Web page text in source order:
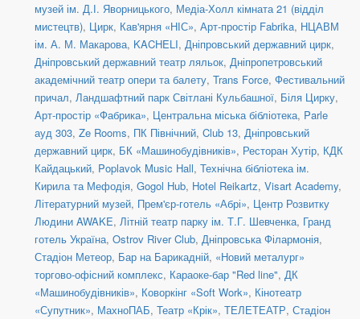
музей ім. Д.І. Яворницького, Медіа-Холл кімната 21 (відділ
мистецтв), Цирк, Кав'ярня «НІС», Арт-простір Fabrika, НЦАВМ
ім. А. М. Макарова, KACHELI, Дніпровський державний цирк,
Дніпровський державний театр ляльок, Дніпропетровський
академічний театр опери та балету, Trans Force, Фестивальний
причал, Ландшафтний парк Світлані Кульбашної, Біля Цирку,
Арт-простір «Фабрика», Центральна міська бібліотека, Parle
ауд 303, Ze Rooms, ПК Північний, Club 13, Дніпровський
державний цирк, БК «Машинобудівників», Ресторан Хутір, КДК
Кайдацький, Poplavok Music Hall, Технічна бібліотека ім.
Кирила та Мефодія, Gogol Hub, Hotel Reikartz, Visart Academy,
Літературний музей, Прем'єр-готель «Абрі», Центр Розвитку
Людини AWAKE, Літній театр парку ім. Т.Г. Шевченка, Гранд
готель Україна, Ostrov River Club, Дніпровська Філармонія,
Стадіон Метеор, Бар на Барикадній, «Новий металург»
торгово-офісний комплекс, Караоке-бар "Red line", ДК
«Машинобудівників», Коворкінг «Soft Work», Кінотеатр
«Супутник», МахноПАБ, Театр «Крік», ТЕЛЕТЕАТР, Стадіон